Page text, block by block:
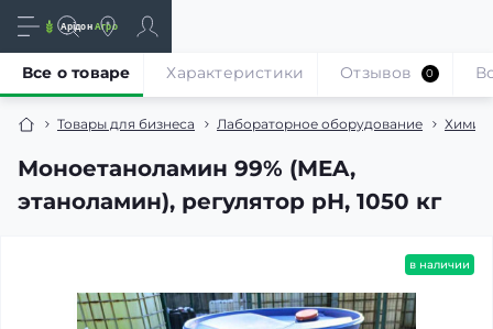
Товары для бизнеса Лабораторное оборудование
Моноетаноламин 99% (MEA,
этаноламин), регулятор pH, 1050 кг
Все о товаре Характеристики Отзывов 0
в наличии